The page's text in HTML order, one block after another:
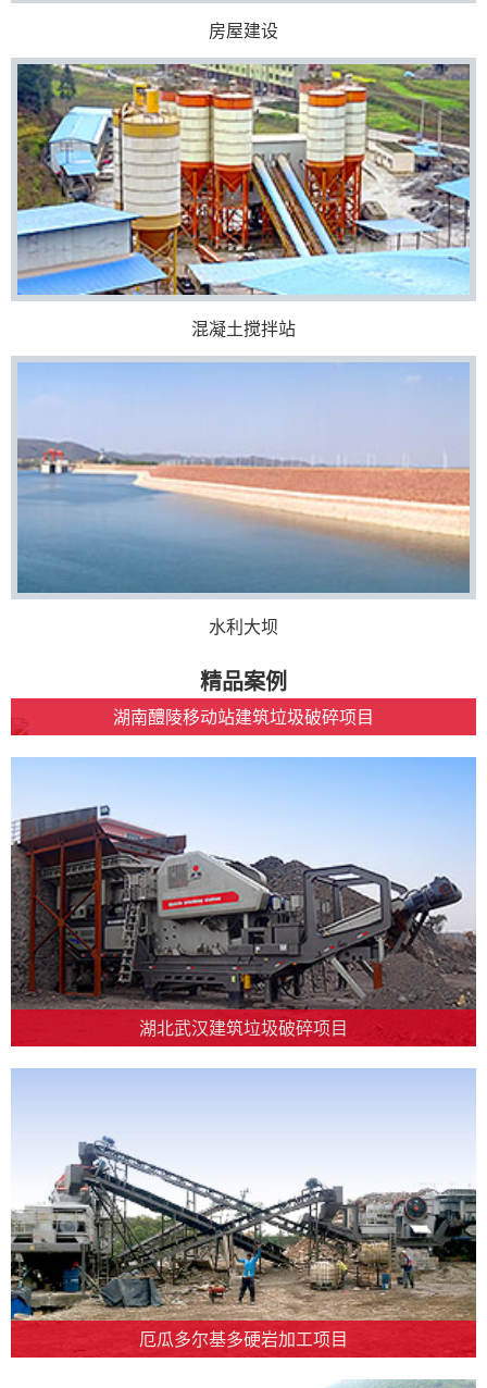
房屋建设
混凝土搅拌站
水利大坝
精品案例
湖南醴陵移动站建筑垃圾破碎项目
湖北武汉建筑垃圾破碎项目
厄瓜多尔基多硬岩加工项目